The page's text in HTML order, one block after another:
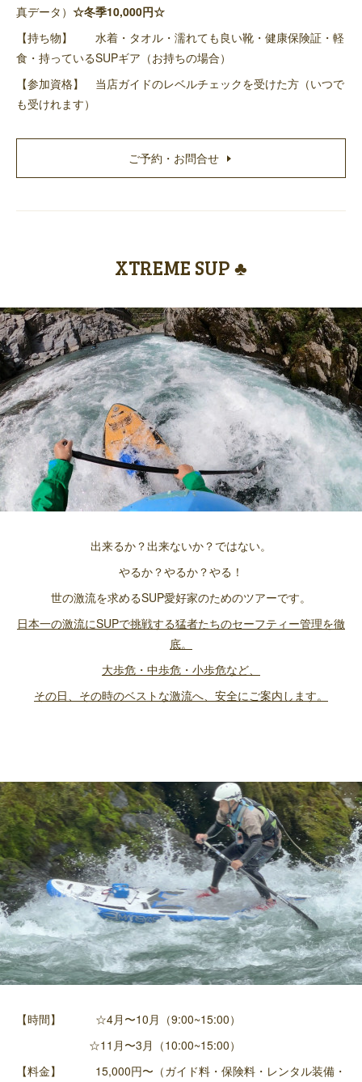
真データ） ☆冬季10,000円☆
【持ち物】 水着・タオル・濡れても良い靴・健康保険証・軽
食・持っているSUPギア（お持ちの場合）
【参加資格】 当店ガイドのレベルチェックを受けた方（いつで
も受けれます）
ご予約・お問合せ
XTREME SUP ♣️
出来るか？出来ないか？ではない。
やるか？やるか？やる！
世の激流を求めるSUP愛好家のためのツアーです。
日本一の激流にSUPで挑戦する猛者たちのセーフティー管理を徹
底。
大歩危・中歩危・小歩危など、
その日、その時のベストな激流へ、安全にご案内します。
【時間】 ☆4月〜10月（9:00~15:00）
☆11月〜3月（10:00~15:00）
【料金】 15,000円〜（ガイド料・保険料・レンタル装備・